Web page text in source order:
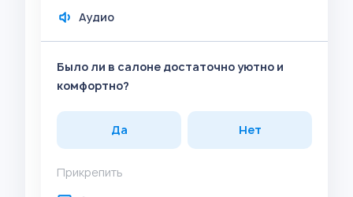
Аудио
Было ли в салоне достаточно уютно и
комфортно?
Да Нет
Прикрепить